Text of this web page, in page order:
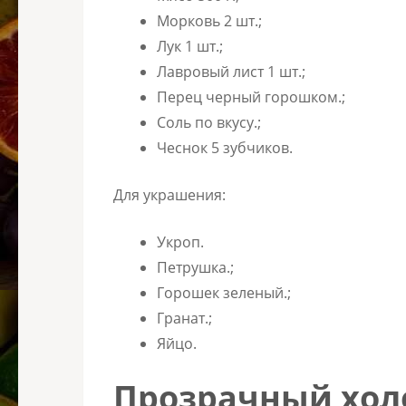
Морковь 2 шт.;
Лук 1 шт.;
Лавровый лист 1 шт.;
Перец черный горошком.;
Соль по вкусу.;
Чеснок 5 зубчиков.
Для украшения:
Укроп.
Петрушка.;
Горошек зеленый.;
Гранат.;
Яйцо.